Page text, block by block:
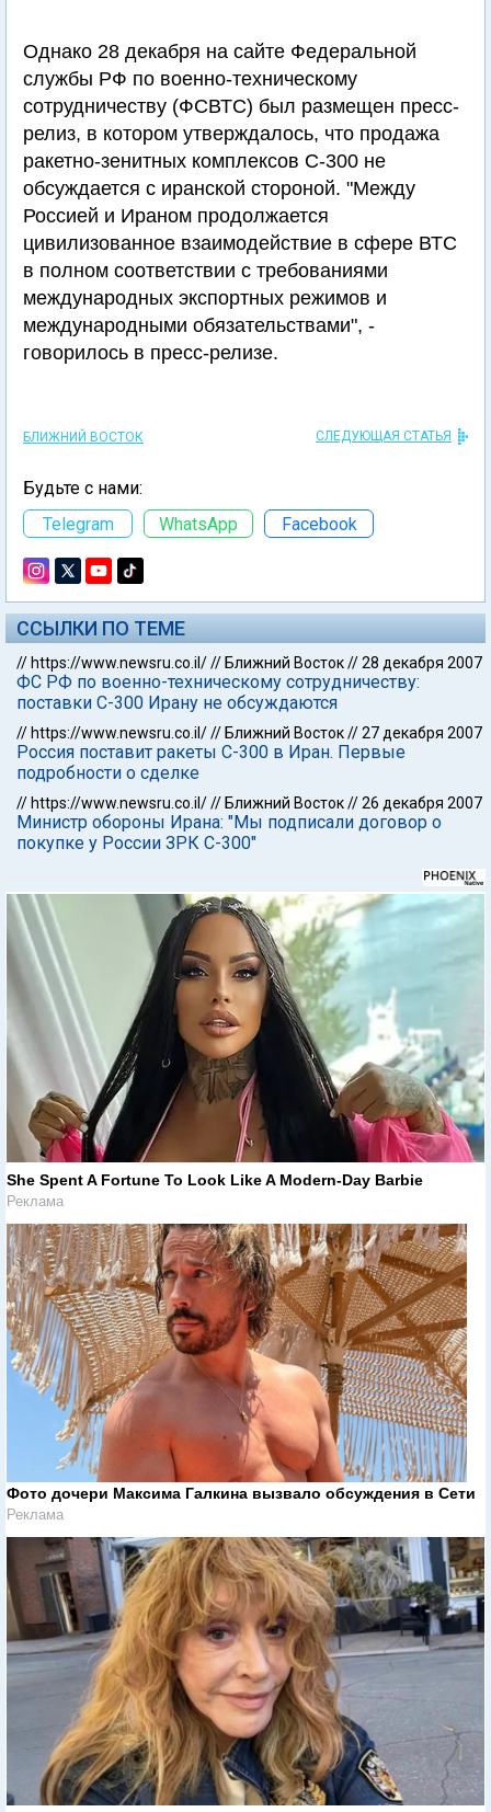
Однако 28 декабря на сайте Федеральной
службы РФ по военно-техническому
сотрудничеству (ФСВТС) был размещен пресс-
релиз, в котором утверждалось, что продажа
ракетно-зенитных комплексов С-300 не
обсуждается с иранской стороной. "Между
Россией и Ираном продолжается
цивилизованное взаимодействие в сфере ВТС
в полном соответствии с требованиями
международных экспортных режимов и
международными обязательствами", -
говорилось в пресс-релизе.
БЛИЖНИЙ ВОСТОК СЛЕДУЮЩАЯ СТАТЬЯ
Будьте с нами:
Telegram
WhatsApp Facebook
ССЫЛКИ ПО ТЕМЕ
// https://www.newsru.co.il/// Ближний Восток//28 декабря 2007
ФС РФ по военно-техническому сотрудничеству:
поставки С-300 Ирану не обсуждаются
// https://www.newsru.co.il/// Ближний Восток//27 декабря 2007
Россия поставит ракеты С-300 в Иран. Первые
подробности о сделке
// https://www.newsru.co.il/// Ближний Восток//26 декабря 2007
Министр обороны Ирана: "Мы подписали договор о
покупке у России ЗРК C-300"
She Spent A Fortune To Look Like A Modern-Day Barbie
Реклама
Фото дочери Максима Галкина вызвало обсуждения в Сети
Реклама